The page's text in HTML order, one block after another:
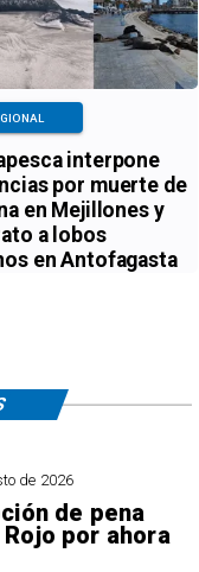
interpone
por muerte de
en Mejillones y
a lobos
en Antofagasta
de 2026
de pena
por ahora